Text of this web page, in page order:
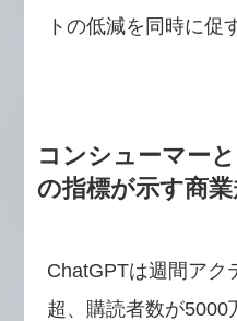
トの低減を同時に促
コンシューマー
の指標が示す商
ChatGPTは週間アク
超、購読者数が5000